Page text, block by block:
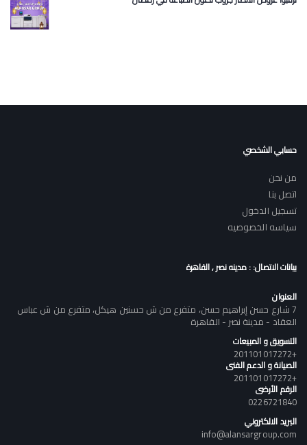
حسابي الشخصي
من نحن
اتصل بنا
تسجيل الدخول
سياسه الخصوصيه
بيانات الاتصال: : مدينه نصر , القاهرة
العنوان
7 شارع حسن إبراهيم حسن، متفرع من ش حسنين هيكل، متفرع من ش عباس
العقاد - مدينة نصر - القاهرة
التسويق و المبيعات
+201101017272
الصيانة و الدعم الفنى
+201101017272
الرقم الأرضى
0226721840
البريد الالكتروني
info@alansargroup.com